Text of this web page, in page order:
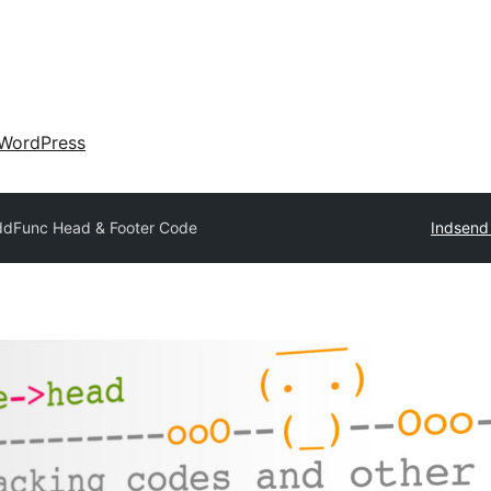
Head & Footer Code